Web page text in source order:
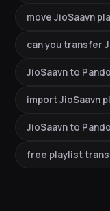
move JioSaavn
can you transfer
JioSaavn to
import JioSaavn
JioSaavn to
free playlist